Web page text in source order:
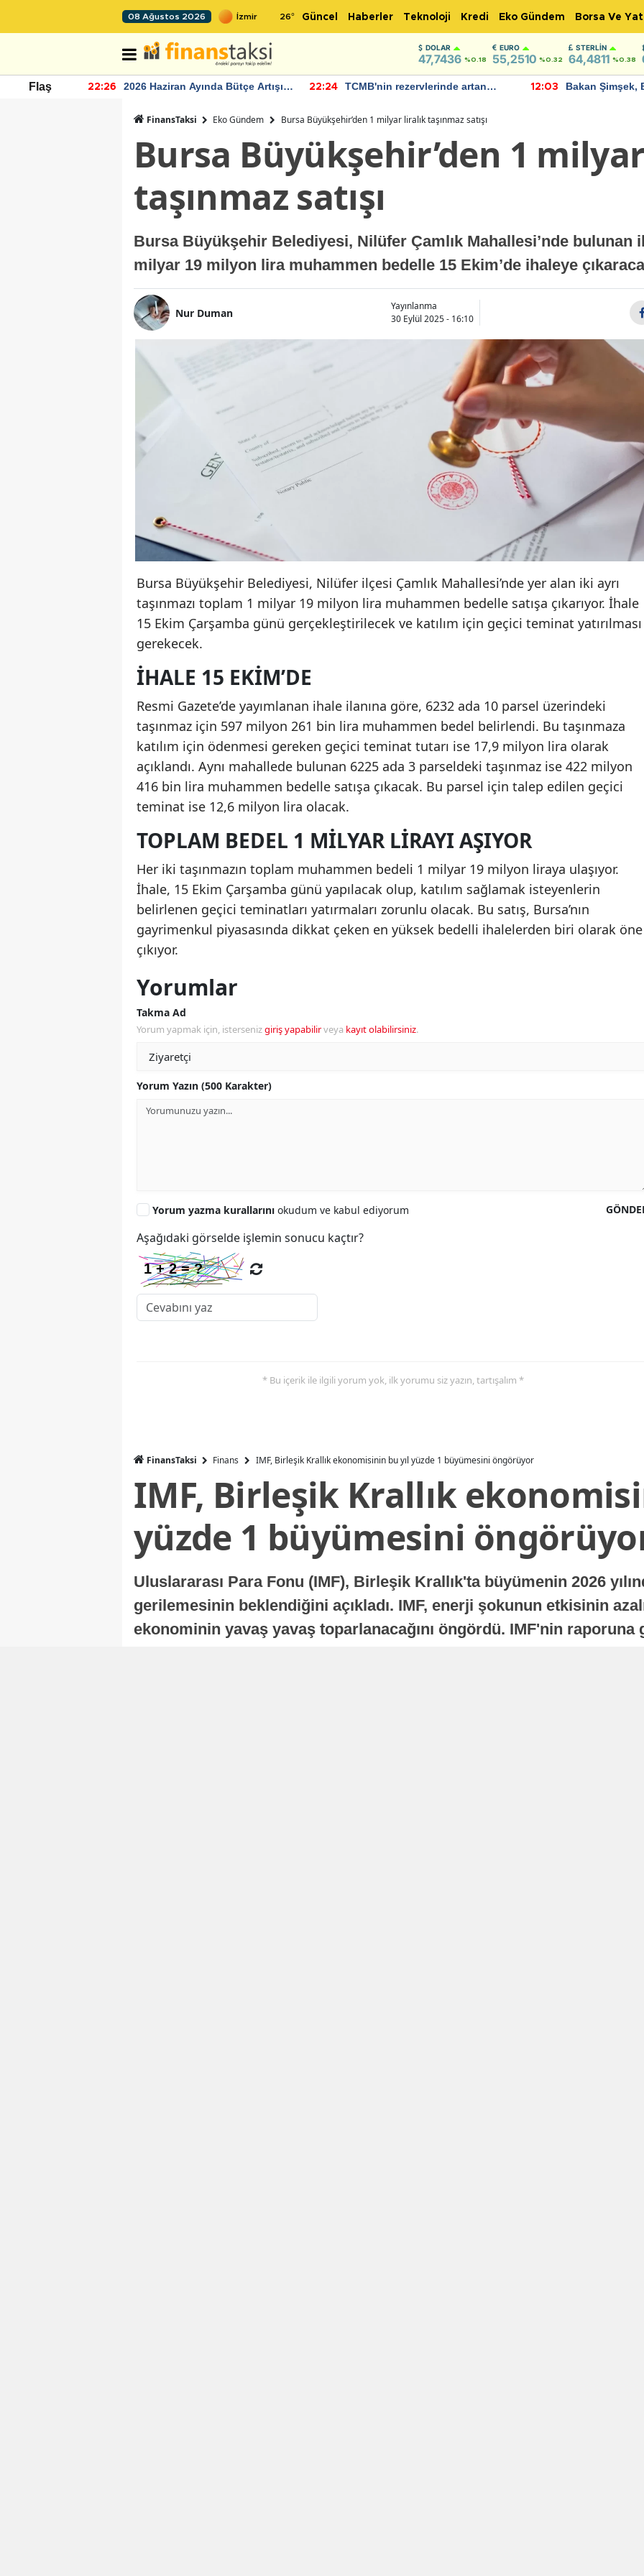
08 Ağustos 2026 26° Güncel Haberler Teknoloji Kredi Eko Gündem Borsa Ve
DOLAR
47,7436 %0.18
EURO
55,2510 %0.32
STERLIN
64,4811 %0.38
Flaş 22:26
2026 Haziran Ayında Bütçe Artışı
22:24
TCMB'nin rezervlerinde artan
12:03
Bakan Şimşek,
FinansTaksi Eko Gündem Bursa Büyükşehir’den 1 milyar liralık taşınmaz satışı
Bursa Büyükşehir’den 1
taşınmaz satışı
Bursa Büyükşehir Belediyesi, Nilüfer Çamlık Mahallesi’nde bulunan
milyar 19 milyon lira muhammen bedelle 15 Ekim’de ihaleye
Nur Duman
Yayınlanma
30 Eylül 2025 - 16:10
Bursa Büyükşehir Belediyesi, Nilüfer ilçesi Çamlık Mahallesi’nde yer alan iki ayrı
taşınmazı toplam 1 milyar 19 milyon lira muhammen bedelle satışa çıkarıyor. İhale
15 Ekim Çarşamba günü gerçekleştirilecek ve katılım için geçici teminat yatırılması
gerekecek.
İHALE 15 EKIM’DE
Resmi Gazete’de yayımlanan ihale ilanına göre, 6232 ada 10 parsel üzerindeki
taşınmaz için 597 milyon 261 bin lira muhammen bedel belirlendi. Bu taşınmaza
katılım için ödenmesi gereken geçici teminat tutarı ise 17,9 milyon lira olarak
açıklandı. Aynı mahallede bulunan 6225 ada 3 parseldeki taşınmaz ise 422 milyon
416 bin lira muhammen bedelle satışa çıkacak. Bu parsel için talep edilen geçici
teminat ise 12,6 milyon lira olacak.
TOPLAM BEDEL 1 MILYAR LIRAYI AŞIYOR
Her iki taşınmazın toplam muhammen bedeli 1 milyar 19 milyon liraya ulaşıyor.
İhale, 15 Ekim Çarşamba günü yapılacak olup, katılım sağlamak isteyenlerin
belirlenen geçici teminatları yatırmaları zorunlu olacak. Bu satış, Bursa’nın
gayrimenkul piyasasında dikkat çeken en yüksek bedelli ihalelerden biri olarak öne
çıkıyor.
Yorumlar
Takma Ad
Yorum yapmak için, istersenizgiriş yapabilirveya kayıt olabilirsiniz.
Yorum Yazın (500 Karakter)
Yorum yazma kurallarını okudum ve kabul ediyorum
Aşağıdaki görselde işlemin sonucu kaçtır?
* Bu içerik ile ilgili yorum yok, ilk yorumu siz yazın, tartışalım *
FinansTaksi Finans IMF, Birleşik Krallık ekonomisinin bu yıl yüzde 1 büyümesini öngörüyor
IMF, Birleşik Krallık
yüzde 1 büyümesini
Uluslararası Para Fonu (IMF), Birleşik Krallık'ta büyümenin 2026
gerilemesinin beklendiğini açıkladı. IMF, enerji şokunun etkisinin
ekonominin yavaş yavaş toparlanacağını öngördü. IMF'nin raporuna